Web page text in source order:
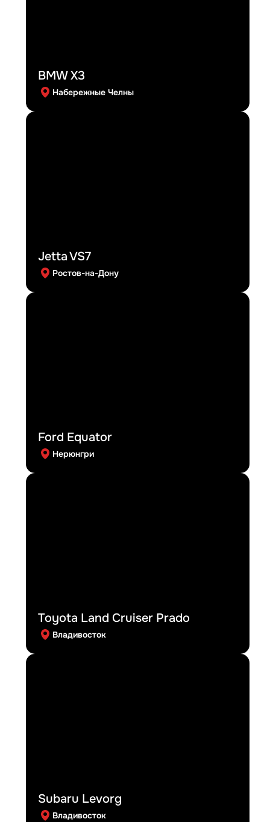
BMW X3
Набережные Челны
Jetta VS7
Ростов-на-Дону
Ford Equator
Нерюнгри
Toyota Land Cruiser Prado
Владивосток
Subaru Levorg
Владивосток